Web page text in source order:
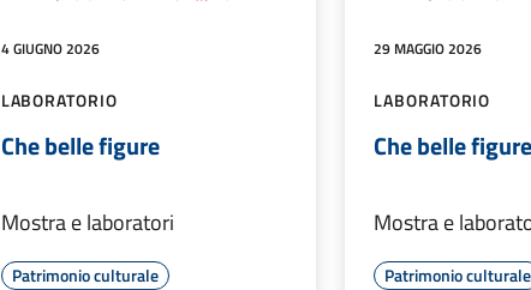
4 GIUGNO 2026
LABORATORIO
Che belle figure
Mostra e laboratori
Patrimonio culturale
29 MAGGIO 2026
LABORATORIO
Che belle
Mostra e
Patrimonio culturale